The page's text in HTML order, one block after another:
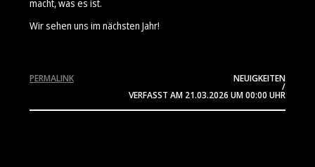
macht, was es ist.
Wir sehen uns im nächsten Jahr!
NEUIGKEITEN
/
VERFASST AM 21.03.2026 UM 00:00 UHR
PERMALINK